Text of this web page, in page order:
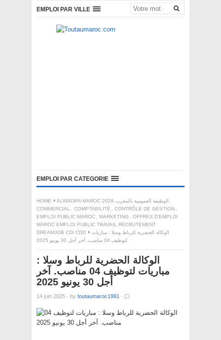
EMPLOI PAR VILLE
EMPLOI PAR CATEGORIE
HOME ALWADIFA MAROC 2026 الوظيفة العمومية بالمغرب
COMMERCIAL
COMPTABILITÉ CONTRÔLE DE GESTION
EMPLOI PUBLIC MAROC
MARKETING
OFFRES D'EMPLOI
MAROC EMPLOI PUBLIC TRAVAIL RECRUTEMENT
DREAMJOB CDI CDD
الوكالة الحضرية للرباط وسلا : مباريات
لتوظيف 04 مناصب. آخر أجل 30 يونيو 2025
الوكالة الحضرية للرباط وسلا :
مباريات لتوظيف 04 مناصب. آخر
أجل 30 يونيو 2025
14 juin 2025 · by toutaumaroc1991 ·